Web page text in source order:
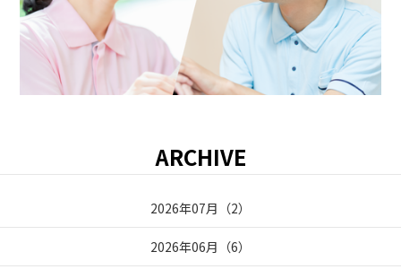
ARCHIVE
2026年07月 （2）
2026年06月 （6）